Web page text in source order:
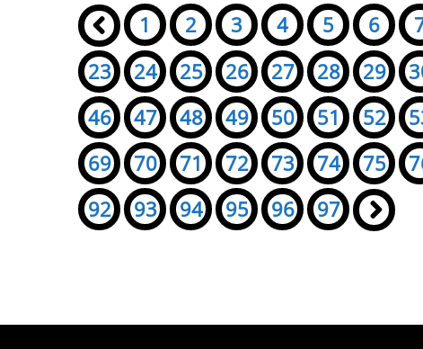
Seiten:
« 1 2 3 4 5 6
23
24 25 26 27 28 29
46
47 48 49 50 51 52
69
70 71 72 73 74 75
92
93 94 95 96 97 »